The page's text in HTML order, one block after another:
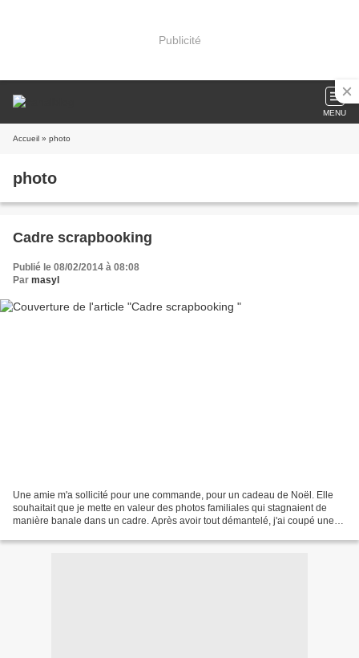
Publicité
MENU
Accueil » photo
photo
Cadre scrapbooking
Publié le 08/02/2014 à 08:08
Par masyl
Une amie m'a sollicité pour une commande, pour un cadeau de Noël. Elle
souhaitait que je mette en valeur des photos familiales qui stagnaient de
manière banale dans un cadre. Après avoir tout démantelé, j'ai coupé une